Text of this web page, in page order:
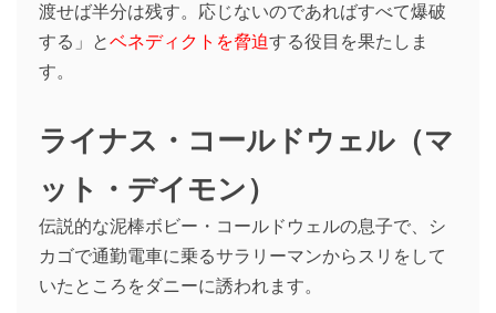
渡せば半分は残す。応じないのであればすべて爆破
する」とベネディクトを脅迫する役目を果たしま
す。
ライナス・コールドウェル（マ
ット・デイモン）
伝説的な泥棒ボビー・コールドウェルの息子で、シ
カゴで通勤電車に乗るサラリーマンからスリをして
いたところをダニーに誘われます。